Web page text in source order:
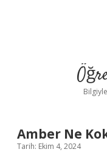
Amber Ne
Tarih: Ekim 4, 2024